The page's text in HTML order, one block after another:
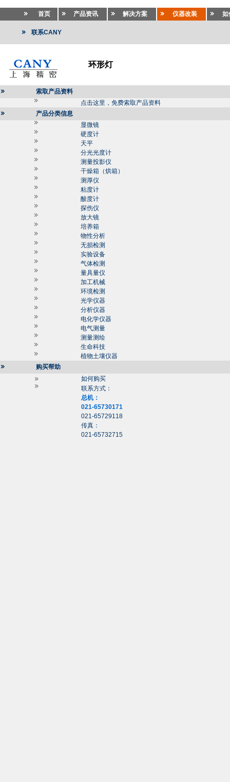
首页 产品资讯 解决方案 仪器改装 如
联系CANY
环形灯
索取产品资料
点击这里，免费索取产品资料
产品分类信息
显微镜
硬度计
天平
分光光度计
测量投影仪
干燥箱（烘箱）
测厚仪
粘度计
酸度计
探伤仪
放大镜
培养箱
物性分析
无损检测
实验设备
气体检测
量具量仪
加工机械
环境检测
光学仪器
分析仪器
电化学仪器
电气测量
测量测绘
生命科技
植物土壤仪器
购买帮助
如何购买
联系方式：
总机：
021-65730171
021-65729118
传真：
021-65732715